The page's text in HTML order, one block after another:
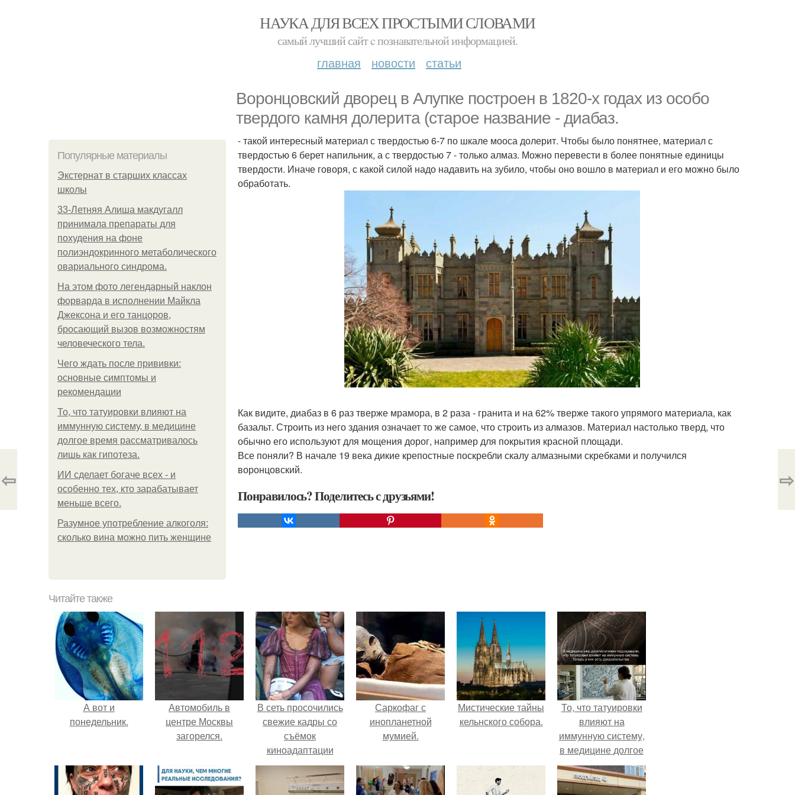
НАУКА ДЛЯ ВСЕХ ПРОСТЫМИ СЛОВАМИ
самый лучший сайт c познавательной информацией.
главная новости статьи
Воронцовский дворец в Алупке построен в 1820-х годах из особо
твердого камня долерита (старое название - диабаз.
Популярные материалы
Экстернат в старших классах
школы
33-Летняя Алиша макдугалл
принимала препараты для
похудения на фоне
полиэндокринного метаболического
овариального синдрома.
На этом фото легендарный наклон
форварда в исполнении Майкла
Джексона и его танцоров,
бросающий вызов возможностям
человеческого тела.
Чего ждать после прививки:
основные симптомы и
рекомендации
То, что татуировки влияют на
иммунную систему, в медицине
долгое время рассматривалось
лишь как гипотеза.
ИИ сделает богаче всех - и
особенно тех, кто зарабатывает
меньше всего.
Разумное употребление алкоголя:
сколько вина можно пить женщине
- такой интересный материал с твердостью 6-7 по шкале мооса долерит. Чтобы было понятнее, материал с
твердостью 6 берет напильник, а с твердостью 7 - только алмаз. Можно перевести в более понятные единицы
твердости. Иначе говоря, с какой силой надо надавить на зубило, чтобы оно вошло в материал и его можно было
обработать.
Как видите, диабаз в 6 раз тверже мрамора, в 2 раза - гранита и на 62% тверже такого упрямого материала, как
базальт. Строить из него здания означает то же самое, что строить из алмазов. Материал настолько тверд, что
обычно его используют для мощения дорог, например для покрытия красной площади.
Все поняли? В начале 19 века дикие крепостные поскребли скалу алмазными скребками и получился
воронцовский.
Понравилось? Поделитесь с друзьями!
⇦ ⇨
Читайте также
А вот и
понедельник.
Автомобиль в
центре Москвы
загорелся.
В сеть просочились
свежие кадры со
съёмок
киноадаптации
"Рапунцель", и всё
внимание
Саркофаг с
инопланетной
мумией.
Мистические тайны
кельнского собора.
То, что татуировки
влияют на
иммунную систему,
в медицине долгое
время
рассматривалось